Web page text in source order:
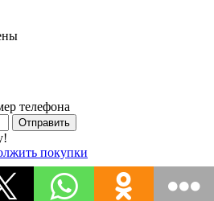
телефона
покупки